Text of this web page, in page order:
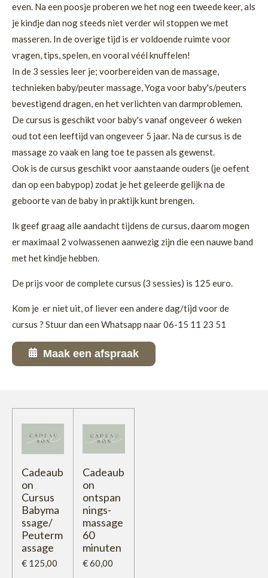
even. Na een poosje proberen we het nog een tweede keer, als
je kindje dan nog steeds niet verder wil stoppen we met
masseren. In de overige tijd is er voldoende ruimte voor
vragen, tips, spelen, en vooral véél knuffelen!
In de 3 sessies leer je; voorbereiden van de massage,
technieken baby/peuter massage, Yoga voor baby's/peuters
bevestigend dragen, en het verlichten van darmproblemen.
De cursus is geschikt voor baby's vanaf ongeveer 6 weken
oud tot een leeftijd van ongeveer 5 jaar. Na de cursus is de
massage zo vaak en lang toe te passen als gewenst.
Ook is de cursus geschikt voor aanstaande ouders (je oefent
dan op een babypop) zodat je het geleerde gelijk na de
geboorte van de baby in praktijk kunt brengen.
Ik geef graag alle aandacht tijdens de cursus, daarom mogen
er maximaal 2 volwassenen aanwezig zijn die een nauwe band
met het kindje hebben.
De prijs voor de complete cursus (3 sessies) is 125 euro.
Kom je er niet uit, of liever een andere dag/tijd voor de
cursus ? Stuur dan een Whatsapp naar 06-15 11 23 51
Maak een afspraak
Cadeaub
on
Cursus
Babyma
ssage/
Peuterm
assage
€ 125,00
Cadeaub
on
ontspan
nings-
massage
60
minuten
€ 60,00